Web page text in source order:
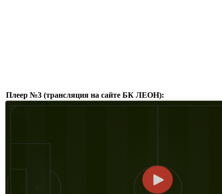
Плеер №3 (трансляция на сайте БК ЛЕОН):